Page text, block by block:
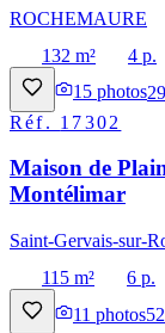
ROCHEMAURE
132 m²
4 p.
15 photos
Réf. 17302
Maison de
Montélimar
Saint-Gervais-sur-
115 m²
6 p.
11 photos